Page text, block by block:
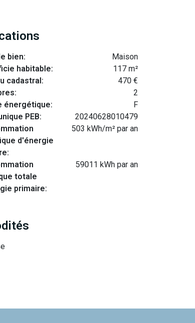
bien:
Maison
habitable:
117 m²
cadastral:
470 €
2
énergétique:
F
PEB:
20240628010479
d'énergie
503 kWh/m² par an
totale
primaire:
59011 kWh par an